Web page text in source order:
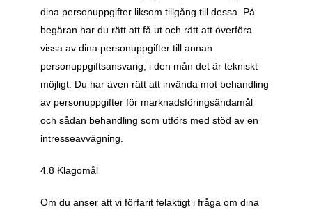
dina personuppgifter liksom tillgång till dessa. På
begäran har du rätt att få ut och rätt att överföra
vissa av dina personuppgifter till annan
personuppgiftsansvarig, i den mån det är tekniskt
möjligt. Du har även rätt att invända mot behandling
av personuppgifter för marknadsföringsändamål
och sådan behandling som utförs med stöd av en
intresseavvägning.
4.8 Klagomål
Om du anser att vi förfarit felaktigt i fråga om dina